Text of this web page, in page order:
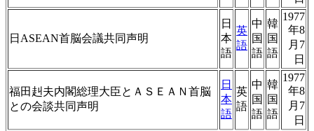
日ASEAN首脳会議共同声明
日
本
語
英
語
中
国
語
韓
国
語
1977
年8
月7
日
福田赳夫内閣総理大臣とＡＳＥＡＮ首脳
との会談共同声明
日
本
語
英
語
中
国
語
韓
国
語
1977
年8
月7
日